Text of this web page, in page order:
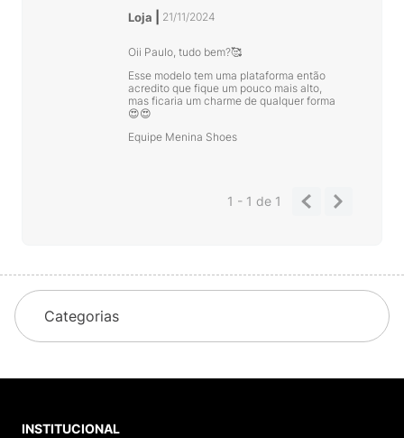
Loja 21/11/2024
Oii Paulo, tudo bem?🥰
Esse modelo tem uma plataforma então
acredito que fique um pouco mais alto,
mas ficaria um charme de qualquer forma
😍😍
Equipe Menina Shoes
1 - 1de 1
Categorias
INSTITUCIONAL